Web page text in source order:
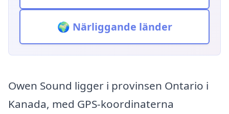
🌍 Närliggande länder
Owen Sound ligger i provinsen Ontario i
Kanada, med GPS-koordinaterna